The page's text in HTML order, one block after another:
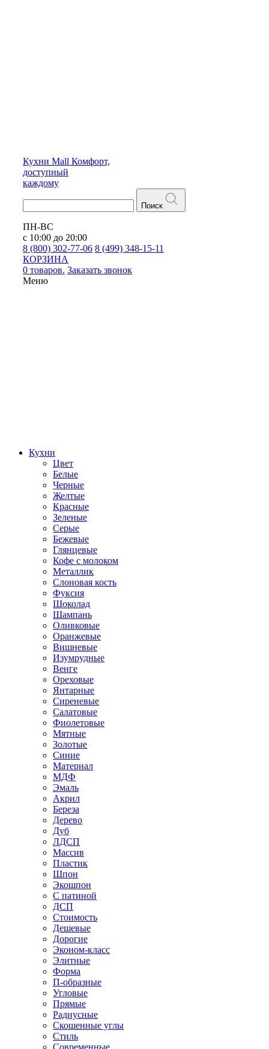
Кухни Mall Комфорт,
доступный
каждому
Поиск
ПН-ВС
с 10:00 до 20:00
8 (800) 302-77-06 8 (499) 348-15-11
КОРЗИНА
0 товаров. Заказать звонок
Меню
Кухни
Цвет
Белые
Черные
Желтые
Красные
Зеленые
Серые
Бежевые
Глянцевые
Кофе с молоком
Металлик
Слоновая кость
Фуксия
Шоколад
Шампань
Оливковые
Оранжевые
Вишневые
Изумрудные
Венге
Ореховые
Янтарные
Сиреневые
Салатовые
Фиолетовые
Мятные
Золотые
Синие
Материал
МДФ
Эмаль
Акрил
Береза
Дерево
Дуб
ЛДСП
Массив
Пластик
Шпон
Экошпон
С патиной
ДСП
Стоимость
Дешевые
Дорогие
Эконом-класс
Элитные
Форма
П-образные
Угловые
Прямые
Радиусные
Скошенные углы
Стиль
Современные